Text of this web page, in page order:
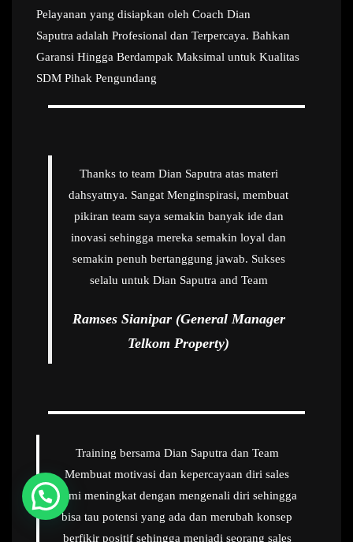
Pelayanan yang disiapkan oleh Coach Dian
Saputra adalah Profesional dan Terpercaya. Bahkan
Garansi Hingga Berdampak Maksimal untuk Kualitas
SDM Pihak Pengundang
Thanks to team Dian Saputra atas materi
dahsyatnya. Sangat Menginspirasi, membuat
pikiran team saya semakin banyak ide dan
inovasi sehingga mereka semakin loyal dan
semakin penuh bertanggung jawab. Sukses
selalu untuk Dian Saputra and Team
Ramses Sianipar (General Manager
Telkom Property)
Training bersama Dian Saputra dan Team
Membuat motivasi dan kepercayaan diri sales
kami meningkat dengan mengenali diri sehingga
bisa tau potensi yang ada dan merubah konsep
berfikir positif sehingga menjadi seorang sales
Hubungi Kami